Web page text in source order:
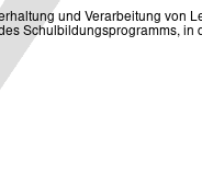
und Verarbeitung von
Schulbildungsprogramms,